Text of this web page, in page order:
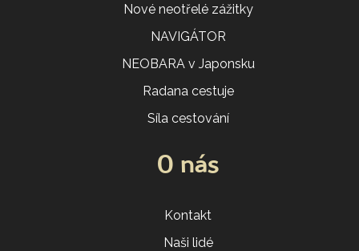
Nové neotřelé zážitky
NAVIGÁTOR
NEOBARA v Japonsku
Radana cestuje
Síla cestování
O nás
Kontakt
Naši lidé